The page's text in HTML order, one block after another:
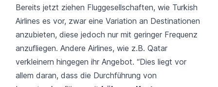
Bereits jetzt ziehen Fluggesellschaften, wie Turkish
Airlines es vor, zwar eine Variation an Destinationen
anzubieten, diese jedoch nur mit geringer Frequenz
anzufliegen. Andere Airlines, wie z.B. Qatar
verkleinern hingegen ihr Angebot. “Dies liegt vor
allem daran, dass die Durchführung von